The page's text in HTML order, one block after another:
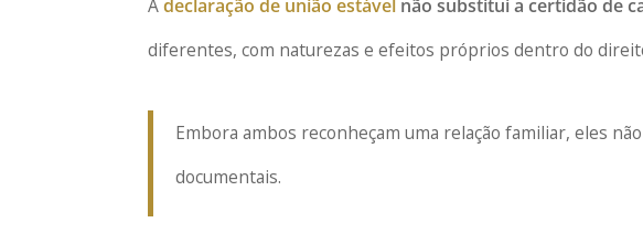
Adeclaração de união estável não substitui a certidão de
diferentes, com naturezas e efeitos próprios dentro do
Embora ambos reconheçam uma relação familiar, eles
documentais.